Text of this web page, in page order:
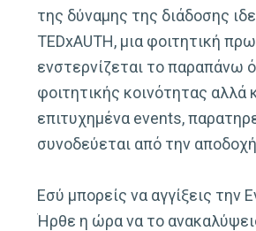
της δύναμης της διάδοσης
TEDxAUTH, μια φοιτητική
ενστερνίζεται το παραπάνω
φοιτητικής κοινότητας
επιτυχημένα events,
συνοδεύεται από την
Εσύ μπορείς να αγγίξεις την
Ήρθε η ώρα να το